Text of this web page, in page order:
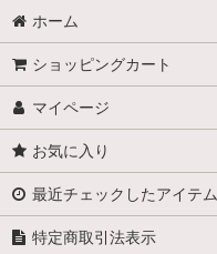
ホーム
ショッピングカート
マイページ
お気に入り
最近チェックしたアイテム
特定商取引法表示